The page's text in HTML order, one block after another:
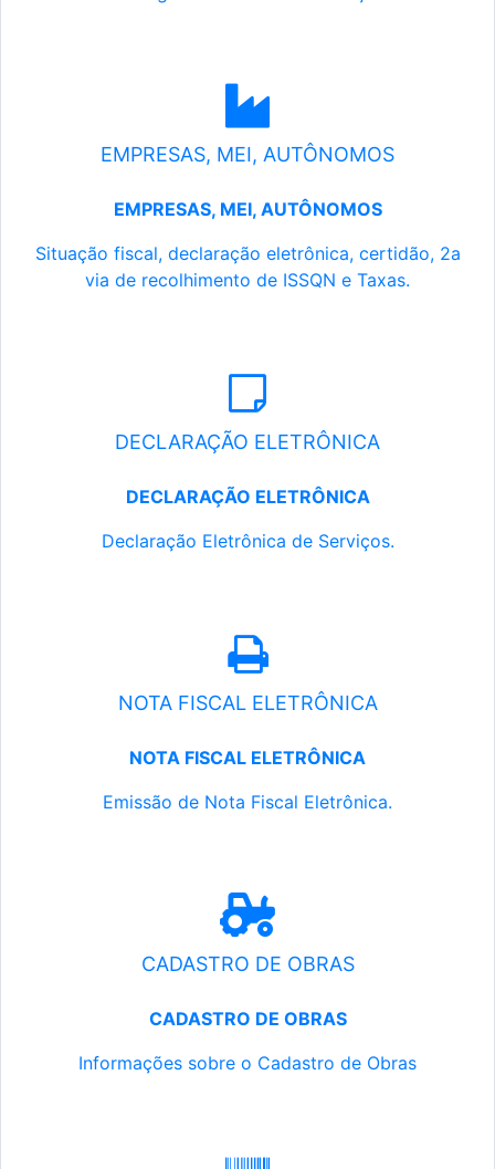
EMPRESAS, MEI, AUTÔNOMOS
EMPRESAS, MEI, AUTÔNOMOS
Situação fiscal, declaração eletrônica, certidão, 2a
via de recolhimento de ISSQN e Taxas.
DECLARAÇÃO ELETRÔNICA
DECLARAÇÃO ELETRÔNICA
Declaração Eletrônica de Serviços.
NOTA FISCAL ELETRÔNICA
NOTA FISCAL ELETRÔNICA
Emissão de Nota Fiscal Eletrônica.
CADASTRO DE OBRAS
CADASTRO DE OBRAS
Informações sobre o Cadastro de Obras